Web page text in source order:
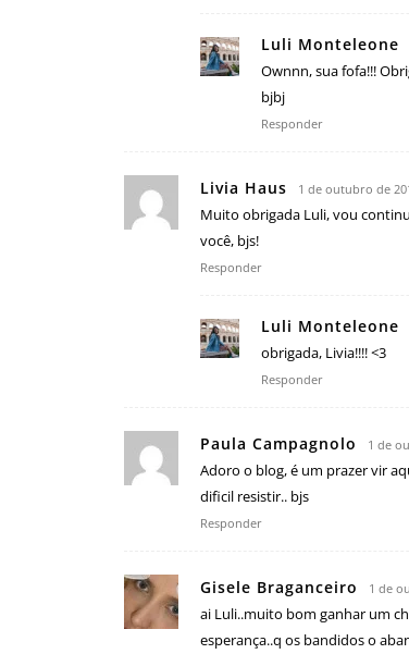
Luli Monteleone
Ownnn, sua fofa!!!
bjbj
Responder
Livia Haus 1 de outubro de
Muito obrigada Luli, vou
você, bjs!
Responder
Luli Monteleone
obrigada, Livia!!!! <3
Responder
Paula Campagnolo 1 de
Adoro o blog, é um prazer vir
dificil resistir.. bjs
Responder
Gisele Braganceiro 1 de
ai Luli..muito bom ganhar um
esperança..q os bandidos o